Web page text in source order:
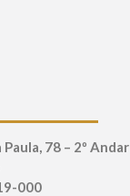
Paula, 78 – 2º Andar
000